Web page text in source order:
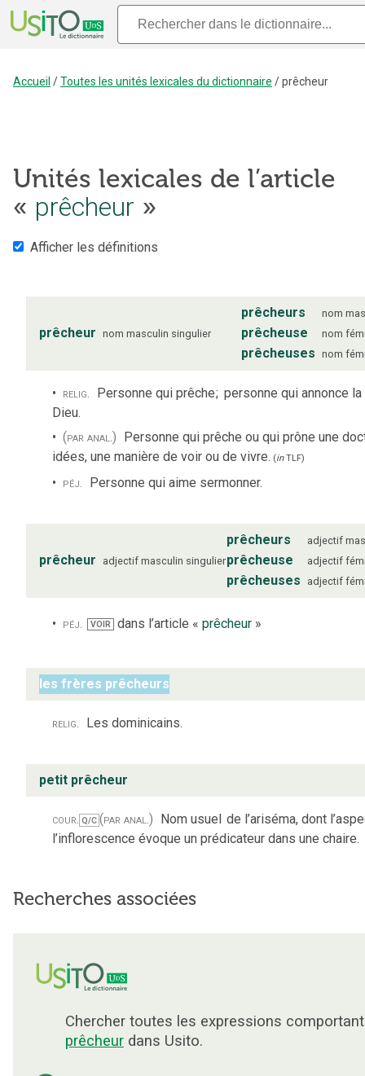
Accueil /Toutes les unités lexicales du dictionnaire /prêcheur
Unités lexicales de l’article
« prêcheur »
Afficher les définitions
prêcheur nom masculin singulier
prêcheurs nom
prêcheuse nom
prêcheuses nom
relig. Personne qui prêche; personne qui annonce
Dieu.
(par anal.) Personne qui prêche ou qui prône une
idées, une manière de voir ou de vivre. (inTLF)
péj. Personne qui aime sermonner.
prêcheur adjectif masculin singulier
prêcheurs adjectif
prêcheuse adjectif
prêcheuses adjectif
péj. VOIR dans l’article « prêcheur»
les frères prêcheurs
relig. Les dominicains.
petit prêcheur
cour. Q/C (par anal.) Nom usuel de l’ariséma, dont
l’inflorescence évoque un prédicateur dans une chaire.
Recherches associées
Chercher toutes les expressions
prêcheur dans Usito.